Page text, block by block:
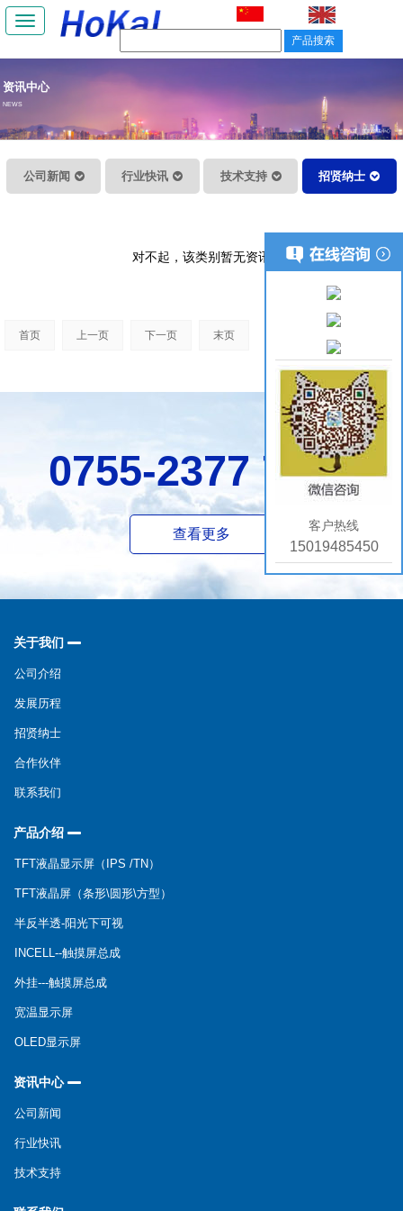
Toggle
资讯中心
NEWS
当前位置： 首页/ 资讯中心
公司新闻 行业快讯 技术支持 招贤纳士
对不起，该类别暂无资讯
首页 上一页 下一页 末页
0755-2377 7589
查看更多
关于我们
公司介绍
发展历程
招贤纳士
合作伙伴
联系我们
产品介绍
TFT液晶显示屏（IPS /TN）
TFT液晶屏（条形\圆形\方型）
半反半透-阳光下可视
INCELL--触摸屏总成
外挂---触摸屏总成
宽温显示屏
OLED显示屏
资讯中心
公司新闻
行业快讯
技术支持
客户热线
15019485450